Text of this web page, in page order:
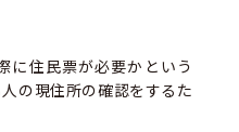
に住民票が必要かという
の現住所の確認をするた